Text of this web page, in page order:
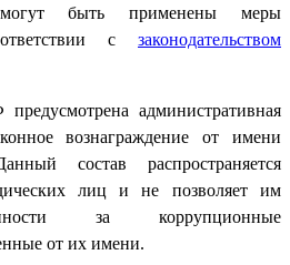
быть применены меры
с законодательством
административная
вознаграждение от имени
состав распространяется
лиц и не позволяет им
за коррупционные
от их имени.